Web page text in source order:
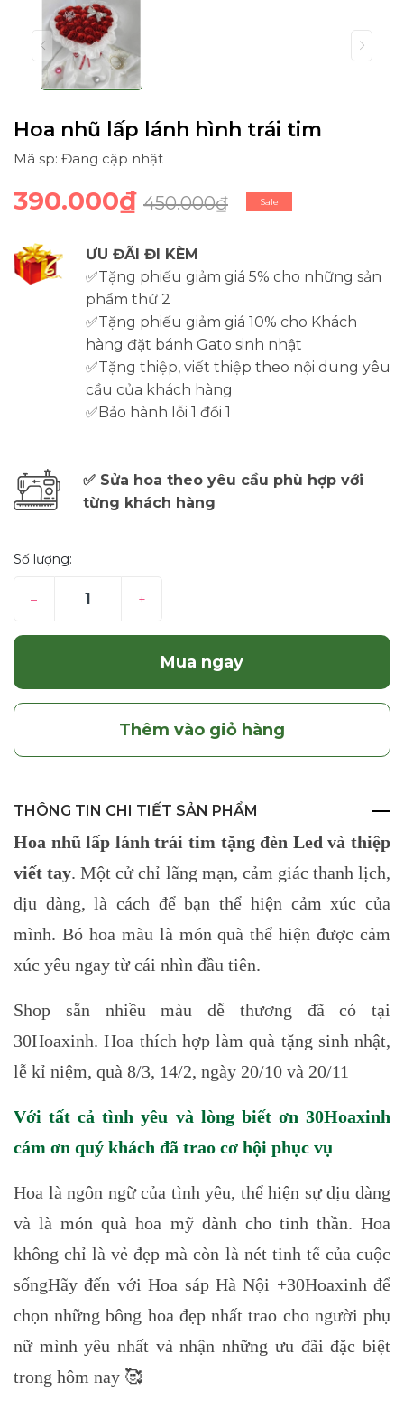
Hoa nhũ lấp lánh hình trái tim
Mã sp: Đang cập nhật
390.000₫ 450.000₫ Sale
ƯU ĐÃI ĐI KÈM
✅Tặng phiếu giảm giá 5% cho những sản
phẩm thứ 2
✅Tặng phiếu giảm giá 10% cho Khách
hàng đặt bánh Gato sinh nhật
✅Tặng thiệp, viết thiệp theo nội dung yêu
cầu của khách hàng
✅Bảo hành lỗi 1 đổi 1
✅ Sửa hoa theo yêu cầu phù hợp với
từng khách hàng
Số lượng:
– +
Mua ngay
Thêm vào giỏ hàng
THÔNG TIN CHI TIẾT SẢN PHẨM
Hoa nhũ lấp lánh trái tim tặng đèn Led và thiệp
viết tay. Một cử chỉ lãng mạn, cảm giác thanh lịch,
dịu dàng, là cách để bạn thể hiện cảm xúc của
mình. Bó hoa màu là món quà thể hiện được cảm
xúc yêu ngay từ cái nhìn đầu tiên.
Shop sẵn nhiều màu dễ thương đã có tại
30Hoaxinh. Hoa thích hợp làm quà tặng sinh nhật,
lễ kỉ niệm, quà 8/3, 14/2, ngày 20/10 và 20/11
Với tất cả tình yêu và lòng biết ơn 30Hoaxinh
cám ơn quý khách đã trao cơ hội phục vụ
Hoa là ngôn ngữ của tình yêu, thể hiện sự dịu dàng
và là món quà hoa mỹ dành cho tinh thần. Hoa
không chỉ là vẻ đẹp mà còn là nét tinh tế của cuộc
sốngHãy đến với Hoa sáp Hà Nội +30Hoaxinh để
chọn những bông hoa đẹp nhất trao cho người phụ
nữ mình yêu nhất và nhận những ưu đãi đặc biệt
trong hôm nay 🥰